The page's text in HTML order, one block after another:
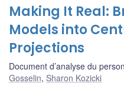
Making It Real:
Models into
Projections
Document d’analyse du
Gosselin, Sharon Kozicki